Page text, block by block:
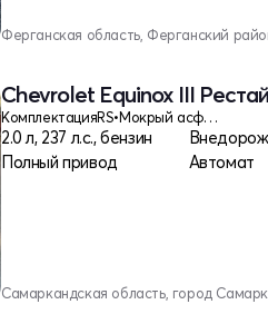
Ферганская область, Ферганский
Chevrolet Equinox III
КомплектацияRS• Мокрый асфальт
2.0 л, 237 л.с., бензин
Полный привод
Автомат
Самаркандская область, город